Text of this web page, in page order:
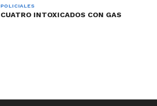
POLICIALES
CUATRO INTOXICADOS CON GAS